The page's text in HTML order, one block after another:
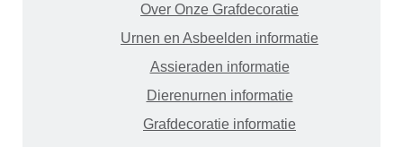
Over Onze Grafdecoratie
Urnen en Asbeelden informatie
Assieraden informatie
Dierenurnen informatie
Grafdecoratie informatie